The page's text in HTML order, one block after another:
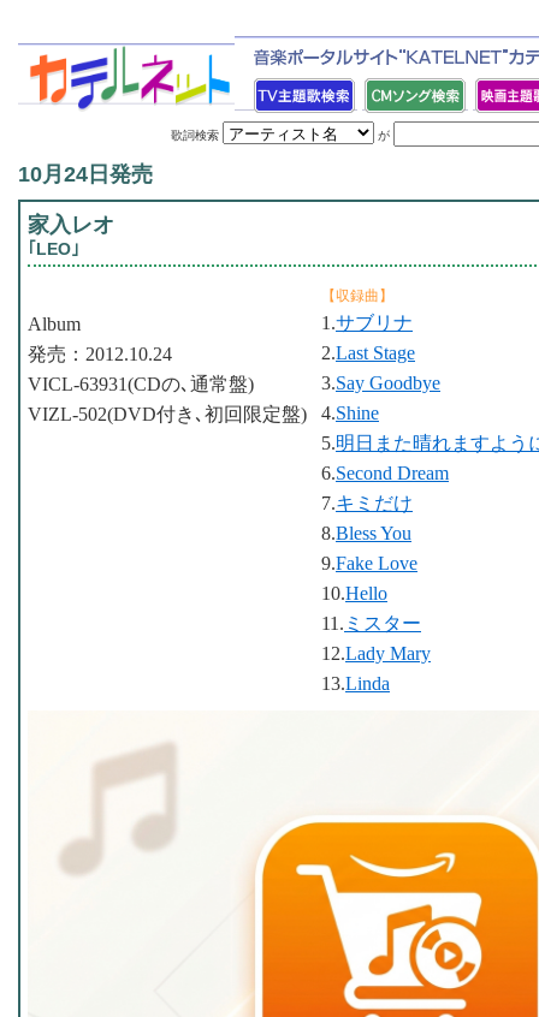
歌詞検索 が
10月24日発売
家入レオ
｢LEO｣
【収録曲】
1.サブリナ
2.Last Stage
3.Say Goodbye
4.Shine
5.明日また晴れますよう
6.Second Dream
7.キミだけ
8.Bless You
9.Fake Love
10.Hello
11. ミスター
12.Lady Mary
13.Linda
Album
発売：2012.10.24
VICL-63931(CDの､通常盤)
VIZL-502(DVD付き､初回限定盤)